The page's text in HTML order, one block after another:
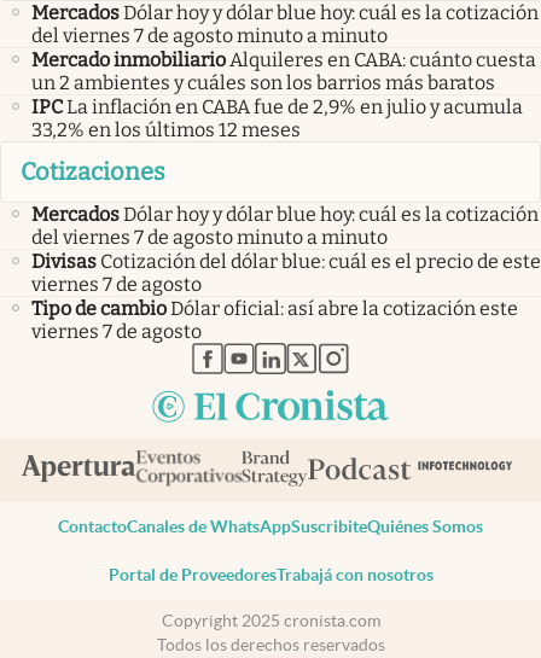
MercadosDólar hoy y dólar blue hoy: cuál es la cotización
del viernes 7 de agosto minuto a minuto
Mercado inmobiliarioAlquileres en CABA: cuánto cuesta
un 2 ambientes y cuáles son los barrios más baratos
IPCLa inflación en CABA fue de 2,9% en julio y acumula
33,2% en los últimos 12 meses
Cotizaciones
MercadosDólar hoy y dólar blue hoy: cuál es la cotización
del viernes 7 de agosto minuto a minuto
Divisas Cotización del dólar blue: cuál es el precio de este
viernes 7 de agosto
Tipo de cambioDólar oficial: así abre la cotización este
viernes 7 de agosto
abre en nueva pestaña
abre en nueva pestaña
abre en nueva pestaña
abre en nueva pestaña
abre en nueva pestaña
ContactoCanales de WhatsAppSuscribiteQuiénes Somos
Portal de ProveedoresTrabajá con nosotros
Copyright 2025 cronista.com
Todos los derechos reservados